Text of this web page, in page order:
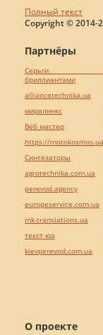
Полный текст
Copyright © 2014-
О проекте
Партнёры
Серьги
бриллиантами
alliancetechnika.ua
миралинкс
Веб мастер
https://
Синтезаторы
agrotechnika.com.ua
perevod.agency
europeservice.com.ua
mk-translations.ua
текст юа
kievperevod.com.ua